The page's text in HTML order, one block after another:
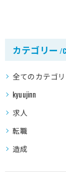
カテゴリー
全てのカテゴ
kyuujinn
求人
転職
造成